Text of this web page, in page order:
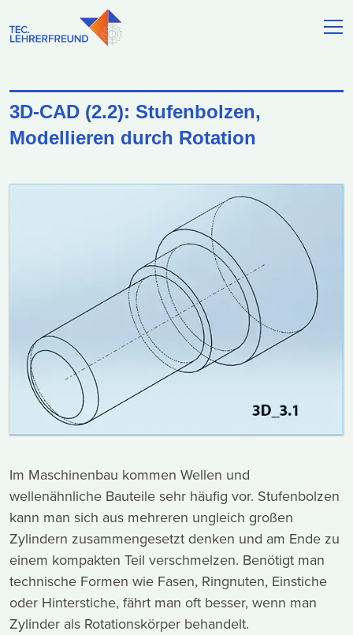
3D-CAD (2.2): Stufenbolzen,
Modellieren durch Rotation
Im Maschinenbau kommen Wellen und
wellenähnliche Bauteile sehr häufig vor. Stufenbolzen
kann man sich aus mehreren ungleich großen
Zylindern zusammengesetzt denken und am Ende zu
einem kompakten Teil verschmelzen. Benötigt man
technische Formen wie Fasen, Ringnuten, Einstiche
oder Hinterstiche, fährt man oft besser, wenn man
Zylinder als Rotationskörper behandelt.